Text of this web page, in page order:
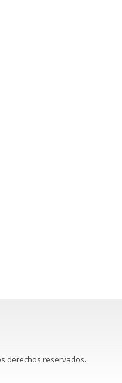
derechos reservados.